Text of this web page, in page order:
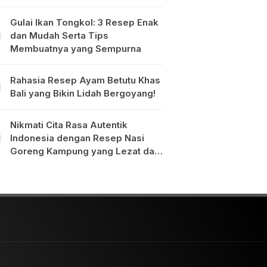
Gulai Ikan Tongkol: 3 Resep Enak
dan Mudah Serta Tips
Membuatnya yang Sempurna
Rahasia Resep Ayam Betutu Khas
Bali yang Bikin Lidah Bergoyang!
Nikmati Cita Rasa Autentik
Indonesia dengan Resep Nasi
Goreng Kampung yang Lezat dan